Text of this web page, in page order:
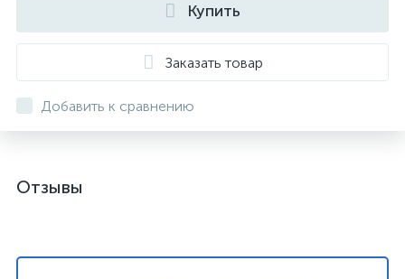
Купить
Заказать товар
Добавить к сравнению
Отзывы